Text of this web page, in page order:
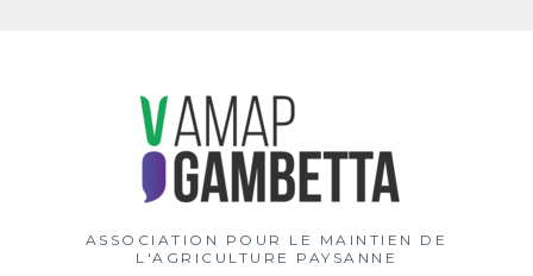
ASSOCIATION POUR LE MAINTIEN DE
L'AGRICULTURE PAYSANNE